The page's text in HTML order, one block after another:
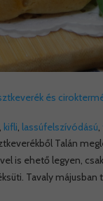
és
kifli lassúfelszívódású
Talán
is ehető legyen,
Tavaly